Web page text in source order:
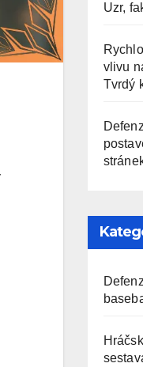
Uzr,
vlivu
Tvrdý